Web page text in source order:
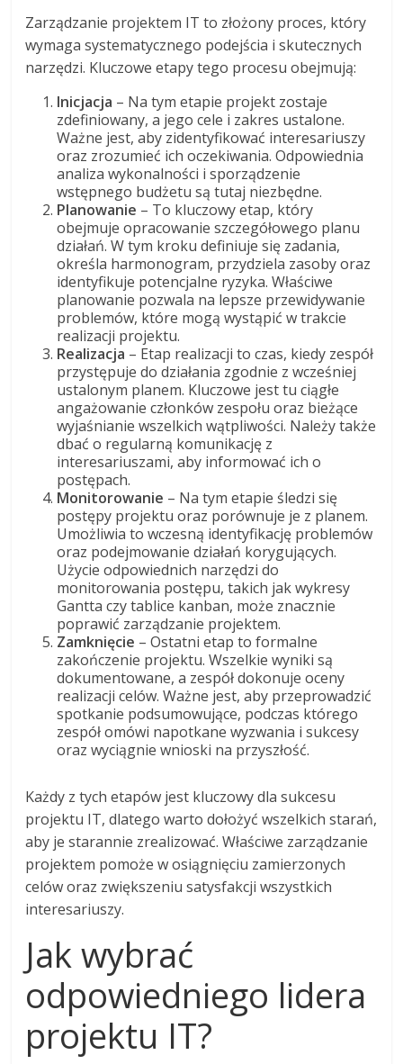
Zarządzanie projektem IT to złożony proces, który
wymaga systematycznego podejścia i skutecznych
narzędzi. Kluczowe etapy tego procesu obejmują:
Inicjacja – Na tym etapie projekt zostaje
zdefiniowany, a jego cele i zakres ustalone.
Ważne jest, aby zidentyfikować interesariuszy
oraz zrozumieć ich oczekiwania. Odpowiednia
analiza wykonalności i sporządzenie
wstępnego budżetu są tutaj niezbędne.
Planowanie – To kluczowy etap, który
obejmuje opracowanie szczegółowego planu
działań. W tym kroku definiuje się zadania,
określa harmonogram, przydziela zasoby oraz
identyfikuje potencjalne ryzyka. Właściwe
planowanie pozwala na lepsze przewidywanie
problemów, które mogą wystąpić w trakcie
realizacji projektu.
Realizacja – Etap realizacji to czas, kiedy zespół
przystępuje do działania zgodnie z wcześniej
ustalonym planem. Kluczowe jest tu ciągłe
angażowanie członków zespołu oraz bieżące
wyjaśnianie wszelkich wątpliwości. Należy także
dbać o regularną komunikację z
interesariuszami, aby informować ich o
postępach.
Monitorowanie – Na tym etapie śledzi się
postępy projektu oraz porównuje je z planem.
Umożliwia to wczesną identyfikację problemów
oraz podejmowanie działań korygujących.
Użycie odpowiednich narzędzi do
monitorowania postępu, takich jak wykresy
Gantta czy tablice kanban, może znacznie
poprawić zarządzanie projektem.
Zamknięcie – Ostatni etap to formalne
zakończenie projektu. Wszelkie wyniki są
dokumentowane, a zespół dokonuje oceny
realizacji celów. Ważne jest, aby przeprowadzić
spotkanie podsumowujące, podczas którego
zespół omówi napotkane wyzwania i sukcesy
oraz wyciągnie wnioski na przyszłość.
Każdy z tych etapów jest kluczowy dla sukcesu
projektu IT, dlatego warto dołożyć wszelkich starań,
aby je starannie zrealizować. Właściwe zarządzanie
projektem pomoże w osiągnięciu zamierzonych
celów oraz zwiększeniu satysfakcji wszystkich
interesariuszy.
Jak wybrać
odpowiedniego lidera
projektu IT?